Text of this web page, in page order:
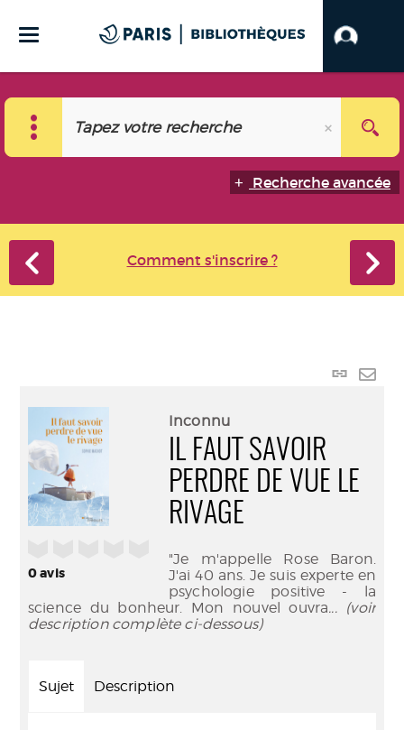
Recherche avancée
Comment s'inscrire ?
Lien
0avis
Inconnu
IL FAUT SAVOIR
PERDRE DE VUE LE
RIVAGE
"Je m'appelle Rose Baron.
J'ai 40 ans. Je suis experte en
psychologie positive - la
science du bonheur. Mon nouvel ouvra... (voir
description complète ci-dessous)
Sujet Description